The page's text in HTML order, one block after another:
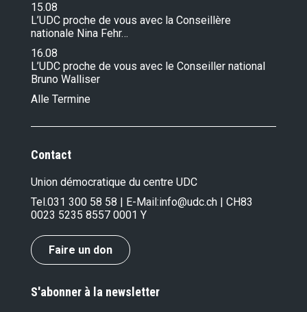
15.08
L’UDC proche de vous avec la Conseillère
nationale Nina Fehr…
16.08
L’UDC proche de vous avec le Conseiller national
Bruno Walliser
Alle Termine
Contact
Union démocratique du centre UDC
Tel.031 300 58 58 | E-Mail:info@udc.ch | CH83
0023 5235 8557 0001 Y
Faire un don
S'abonner à la newsletter